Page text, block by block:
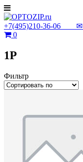
+7(495)210-36-06 ✉
0
1P
Фильтр